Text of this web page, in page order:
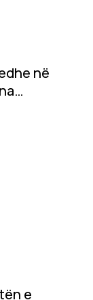
në
e